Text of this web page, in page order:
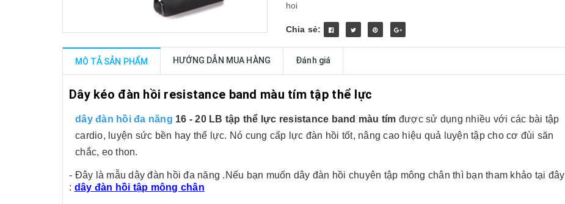
hoi
Chia sẻ:
MÔ TẢ SẢN PHẨM HƯỚNG DẪN MUA HÀNG Đánh giá
Dây kéo đàn hồi resistance band màu tím tập thể lực
dây đàn hồi đa năng 16 - 20 LB tập thể lực resistance band màu tím​ được sử dụng nhiều với các bài tập
cardio, luyện sức bền hay thể lực. Nó cung cấp lực đàn hồi tốt, nâng cao hiệu quả luyện tập cho cơ đùi săn
chắc, eo thon.
- Đây là mẫu dây đàn hồi đa năng .Nếu bạn muốn dây đàn hồi chuyên tập mông chân thì bạn tham khảo tại đây
: dây đàn hồi tập mông chân